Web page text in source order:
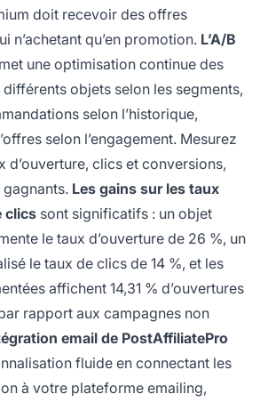
doit recevoir des offres
n’achetant qu’en promotion. L’A/B
une optimisation continue des
objets selon les segments,
selon l’historique,
selon l’engagement. Mesurez
d’ouverture, clics et conversions,
Les gains sur les taux
clics sont significatifs : un objet
le taux d’ouverture de 26 %, un
le taux de clics de 14 %, et les
affichent 14,31 % d’ouvertures
rapport aux campagnes non
email de PostAffiliatePro
fluide en connectant les
à votre plateforme emailing,